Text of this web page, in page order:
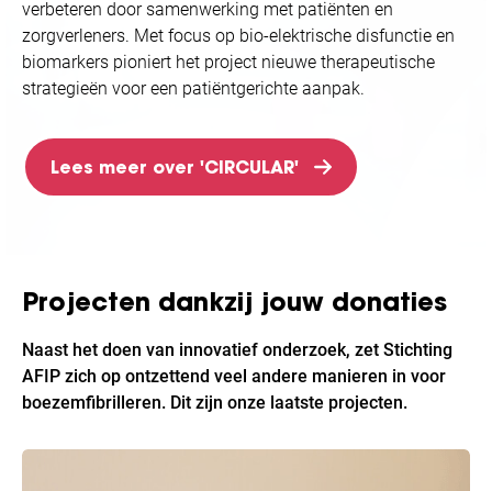
verbeteren door samenwerking met patiënten en
zorgverleners. Met focus op bio-elektrische disfunctie en
biomarkers pioniert het project nieuwe therapeutische
strategieën voor een patiëntgerichte aanpak.
Lees meer over 'CIRCULAR'
Projecten dankzij jouw donaties
Naast het doen van innovatief onderzoek, zet Stichting
AFIP zich op ontzettend veel andere manieren in voor
boezemfibrilleren. Dit zijn onze laatste projecten.